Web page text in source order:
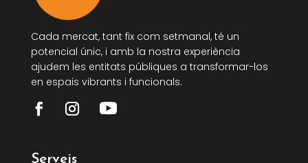
Cada mercat, tant fix com setmanal, té un
potencial únic, i amb la nostra experiència
ajudem les entitats públiques a transformar-los
en espais vibrants i funcionals.
Serveis